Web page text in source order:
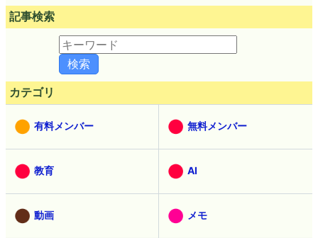
記事検索
カテゴリ
有料メンバー 無料メンバー
教育 AI
動画 メモ